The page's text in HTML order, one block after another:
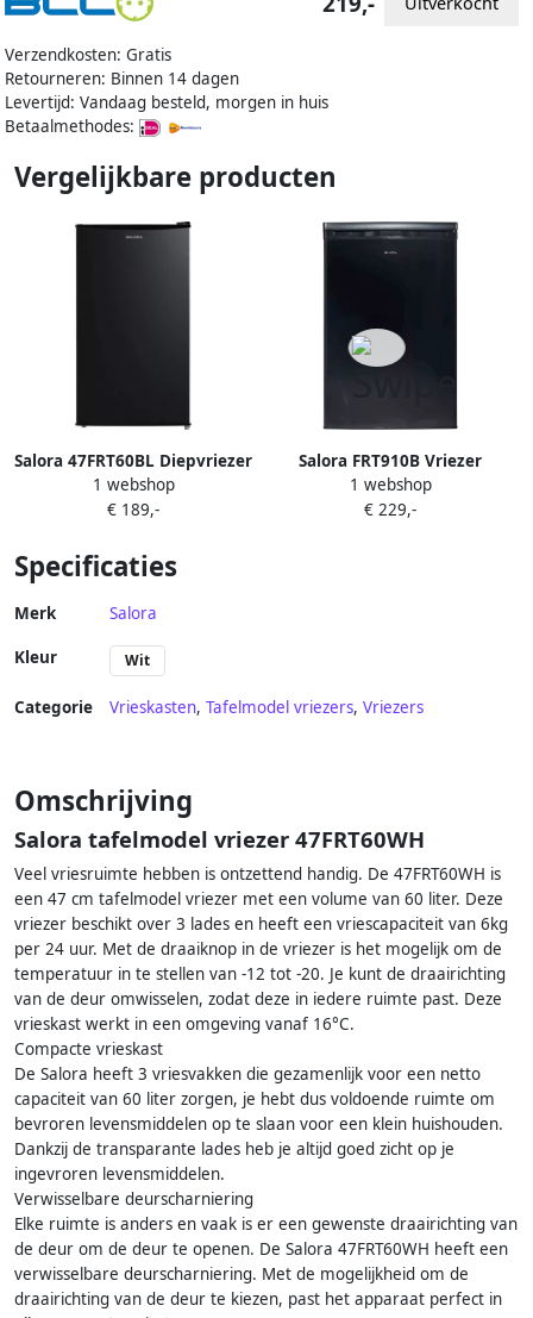
Verzendkosten: Gratis
Retourneren: Binnen 14 dagen
Levertijd: Vandaag besteld, morgen in huis
Betaalmethodes:
Vergelijkbare producten
Salora 47FRT60BL Diepvriezer
Vrijstaand Diepvries
Tafelmodel Vriezer 60L F
1 webshop
€ 189,-
Salora FRT910B Vriezer
Vrieskast Vriezer Vrijstaand
91 Liter Zwart
1 webshop
€ 229,-
Specificaties
Merk Salora
Kleur Wit
Categorie Vrieskasten, Tafelmodel vriezers, Vriezers
Omschrijving
Salora tafelmodel vriezer 47FRT60WH
Veel vriesruimte hebben is ontzettend handig. De 47FRT60WH is
een 47 cm tafelmodel vriezer met een volume van 60 liter. Deze
vriezer beschikt over 3 lades en heeft een vriescapaciteit van 6kg
per 24 uur. Met de draaiknop in de vriezer is het mogelijk om de
temperatuur in te stellen van -12 tot -20. Je kunt de draairichting
van de deur omwisselen, zodat deze in iedere ruimte past. Deze
vrieskast werkt in een omgeving vanaf 16°C.
Compacte vrieskast
De Salora heeft 3 vriesvakken die gezamenlijk voor een netto
capaciteit van 60 liter zorgen, je hebt dus voldoende ruimte om
bevroren levensmiddelen op te slaan voor een klein huishouden.
Dankzij de transparante lades heb je altijd goed zicht op je
ingevroren levensmiddelen.
Verwisselbare deurscharniering
Elke ruimte is anders en vaak is er een gewenste draairichting van
de deur om de deur te openen. De Salora 47FRT60WH heeft een
verwisselbare deurscharniering. Met de mogelijkheid om de
draairichting van de deur te kiezen, past het apparaat perfect in